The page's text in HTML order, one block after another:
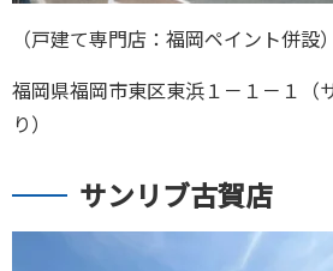
（戸建て専門店：福岡ペイント併設）
福岡県福岡市東区東浜１－１－１（
り）
サンリブ古賀店